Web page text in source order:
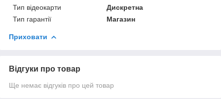
Тип відеокарти
Дискретна
Тип гарантії
Магазин
Приховати
Відгуки про товар
Ще немає відгуків про цей товар